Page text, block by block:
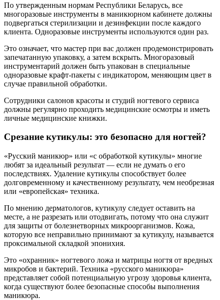
По утвержденным нормам Республики Беларусь, все
многоразовые инструменты в маникюрном кабинете должны
подвергаться стерилизации и дезинфекции после каждого
клиента. Одноразовые инструменты используются один раз.
Это означает, что мастер при вас должен продемонстрировать
запечатанную упаковку, а затем вскрыть. Многоразовый
инструментарий должен быть упакован в специальные
одноразовые крафт-пакеты с индикатором, меняющим цвет в
случае правильной обработки.
Сотрудники салонов красоты и студий ногтевого сервиса
должны регулярно проходить медицинские осмотры и иметь
личные медицинские книжки.
Срезание кутикулы: это безопасно для ногтей?
«Русский маникюр» или «с обработкой кутикулы» многие
любят за идеальный результат — если не думать о его
последствиях. Удаление кутикулы способствует более
долговременному и качественному результату, чем необрезная
или «европейская» техника.
По мнению дерматологов, кутикулу следует оставить на
месте, а не разрезать или отодвигать, потому что она служит
для защиты от болезнетворных микроорганизмов. Кожа,
которую все неправильно принимают за кутикулу, называется
проксимальной складкой эпонихия.
Это «охранник» ногтевого ложа и матрицы ногтя от вредных
микробов и бактерий. Техника «русского маникюра»
представляет собой потенциальную угрозу здоровья клиента,
когда существуют более безопасные способы выполнения
маникюра.